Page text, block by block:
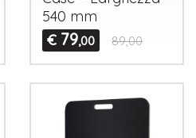
540 mm
€ 79,00 89,00